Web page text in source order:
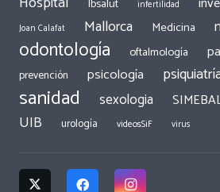
infertilidad
Joan Calafat Mallorca Medicina
odontología oftalmología
prevención psicología
sanidad sexologia
UIB urología videosSiF virus